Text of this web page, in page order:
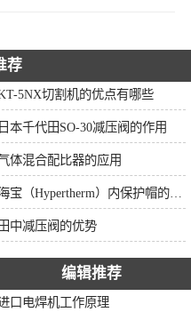
荐
5NX切割机的优点有哪些
日本千代田SO-30减压阀的作用
体混合配比器的应用
田中减压阀的优势
编辑推荐
口电焊机工作原理